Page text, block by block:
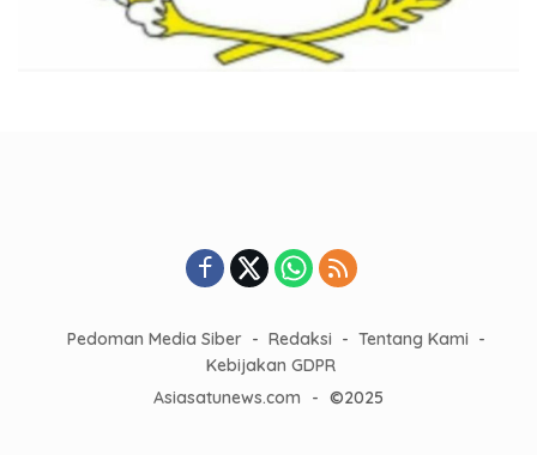
Pedoman Media Siber Redaksi
Tentang Kami
Kebijakan GDPR
Asiasatunews.com
- ©2025